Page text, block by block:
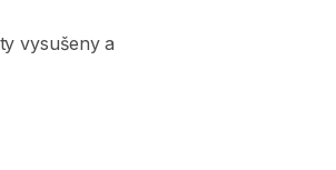
vysušeny a